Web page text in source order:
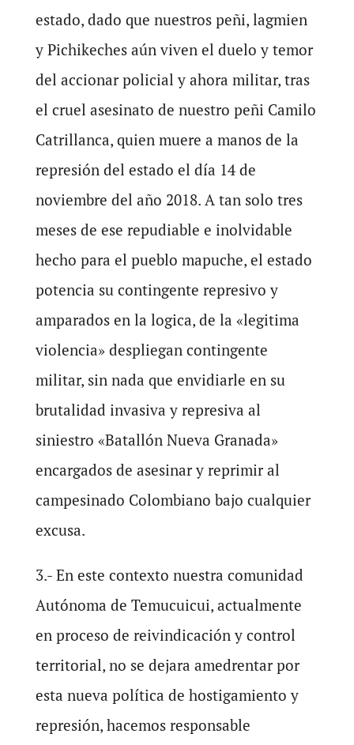
estado, dado que nuestros peñi, lagmien
y Pichikeches aún viven el duelo y temor
del accionar policial y ahora militar, tras
el cruel asesinato de nuestro peñi Camilo
Catrillanca, quien muere a manos de la
represión del estado el día 14 de
noviembre del año 2018. A tan solo tres
meses de ese repudiable e inolvidable
hecho para el pueblo mapuche, el estado
potencia su contingente represivo y
amparados en la logica, de la «legitima
violencia» despliegan contingente
militar, sin nada que envidiarle en su
brutalidad invasiva y represiva al
siniestro «Batallón Nueva Granada»
encargados de asesinar y reprimir al
campesinado Colombiano bajo cualquier
excusa.
3.- En este contexto nuestra comunidad
Autónoma de Temucuicui, actualmente
en proceso de reivindicación y control
territorial, no se dejara amedrentar por
esta nueva política de hostigamiento y
represión, hacemos responsable